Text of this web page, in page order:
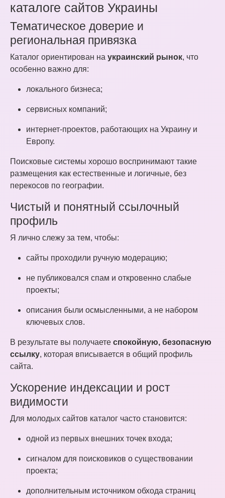
каталоге сайтов Украины
Тематическое доверие и
региональная привязка
Каталог ориентирован на украинский рынок, что
особенно важно для:
локального бизнеса;
сервисных компаний;
интернет-проектов, работающих на Украину и
Европу.
Поисковые системы хорошо воспринимают такие
размещения как естественные и логичные, без
перекосов по географии.
Чистый и понятный ссылочный
профиль
Я лично слежу за тем, чтобы:
сайты проходили ручную модерацию;
не публиковался спам и откровенно слабые
проекты;
описания были осмысленными, а не набором
ключевых слов.
В результате вы получаете спокойную, безопасную
ссылку, которая вписывается в общий профиль
сайта.
Ускорение индексации и рост
видимости
Для молодых сайтов каталог часто становится:
одной из первых внешних точек входа;
сигналом для поисковиков о существовании
проекта;
дополнительным источником обхода страниц